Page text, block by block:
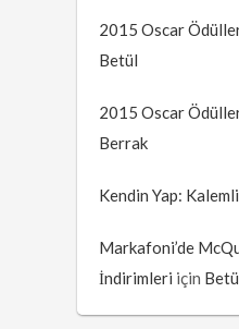
2015 Oscar Ödülleri
Betül
2015 Oscar Ödülleri
Berrak
Kendin Yap:
Markafoni’de
İndirimleri için